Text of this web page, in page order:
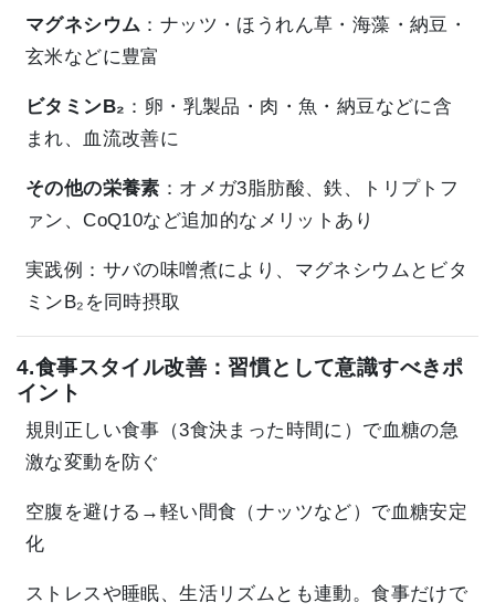
マグネシウム ：ナッツ・ほうれん草・海藻・納豆・
玄米などに豊富
ビタミンB₂ ：卵・乳製品・肉・魚・納豆などに含
まれ、血流改善に
その他の栄養素 ：オメガ3脂肪酸、鉄、トリプトフ
ァン、CoQ10など追加的なメリットあり
実践例：サバの味噌煮により、マグネシウムとビタ
ミンB₂を同時摂取
4.食事スタイル改善：習慣として意識すべきポ
イント
規則正しい食事（3食決まった時間に）で血糖の急
激な変動を防ぐ
空腹を避ける→軽い間食（ナッツなど）で血糖安定
化
ストレスや睡眠、生活リズムとも連動。食事だけで